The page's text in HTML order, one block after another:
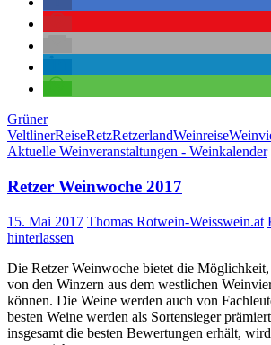
Grüner
VeltlinerReiseRetzRetzerlandWeinreise
Aktuelle Weinveranstaltungen - Weinkalender
Retzer Weinwoche 2017
15. Mai 2017 Thomas Rotwein-Weisswein.at
hinterlassen
Die Retzer Weinwoche bietet die Möglichkeit,
von den Winzern aus dem westlichen
können. Die Weine werden auch von
besten Weine werden als Sortensieger
insgesamt die besten Bewertungen erhält,